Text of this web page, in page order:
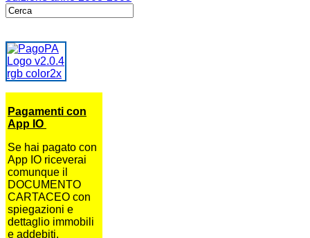
Pagamenti con
App IO
Se hai pagato con
App IO riceverai
comunque il
DOCUMENTO
CARTACEO con
spiegazioni e
dettaglio immobili
e addebiti.